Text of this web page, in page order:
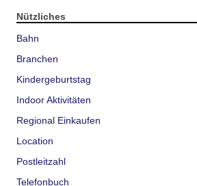
Nützliches
Bahn
Branchen
Kindergeburtstag
Indoor Aktivitäten
Regional Einkaufen
Location
Postleitzahl
Telefonbuch